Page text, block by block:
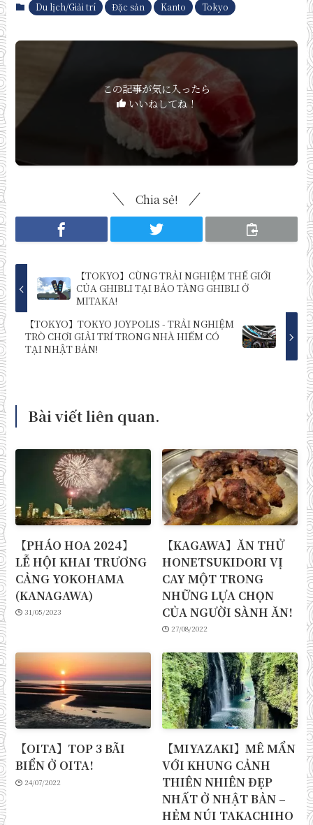
Du lịch/Giải trí Đặc sản Kanto Tokyo
この記事が気に入ったら
いいねしてね！
Chia sẻ!
【TOKYO】CÙNG TRẢI NGHIỆM THẾ GIỚI
CỦA GHIBLI TẠI BẢO TÀNG GHIBLI Ở
MITAKA!
【TOKYO】TOKYO JOYPOLIS - TRẢI NGHIỆM
TRÒ CHƠI GIẢI TRÍ TRONG NHÀ HIẾM CÓ
TẠI NHẬT BẢN!
Bài viết liên quan.
【PHÁO HOA 2024】
LỄ HỘI KHAI TRƯƠNG
CẢNG YOKOHAMA
(KANAGAWA)
31/05/2023
【KAGAWA】ĂN THỬ
HONETSUKIDORI VỊ
CAY MỘT TRONG
NHỮNG LỰA CHỌN
CỦA NGƯỜI SÀNH ĂN!
27/08/2022
【OITA】TOP 3 BÃI
BIỂN Ở OITA!
24/07/2022
【MIYAZAKI】MÊ MẨN
VỚI KHUNG CẢNH
THIÊN NHIÊN ĐẸP
NHẤT Ở NHẬT BẢN –
HẺM NÚI TAKACHIHO